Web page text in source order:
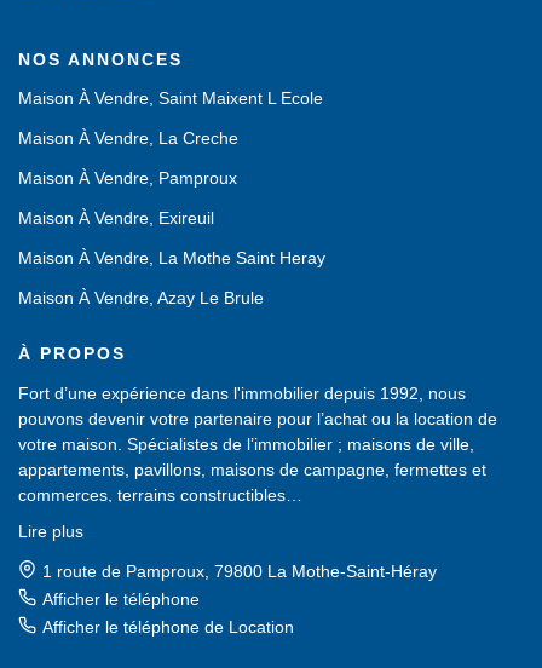
NOS ANNONCES
Maison À Vendre, Saint Maixent L Ecole
Maison À Vendre, La Creche
Maison À Vendre, Pamproux
Maison À Vendre, Exireuil
Maison À Vendre, La Mothe Saint Heray
Maison À Vendre, Azay Le Brule
À PROPOS
Fort d’une expérience dans l'immobilier depuis 1992, nous
pouvons devenir votre partenaire pour l’achat ou la location de
votre maison. Spécialistes de l’immobilier ; maisons de ville,
appartements, pavillons, maisons de campagne, fermettes et
commerces, terrains constructibles…
renouvelé, dans les Deux-Sèvres (79).
Une équipe de professionnels est à votre service pour vous aider
dans votre recherche d'achat ou de location et vous proposer des
biens à visiter.
Lire plus
1 route de Pamproux, 79800 La Mothe-Saint-Héray
Afficher le téléphone
Afficher le téléphone de Location